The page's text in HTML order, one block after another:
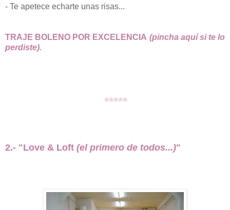
- Te apetece echarte unas risas...
TRAJE BOLENO POR EXCELENCIA (pincha aquí si te lo
perdiste).
*****
2.- "Love & Loft (el primero de todos...)"